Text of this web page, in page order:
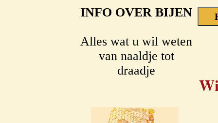
INFO OVER BIJEN
Alles wat u wil weten
van naaldje tot
draadje